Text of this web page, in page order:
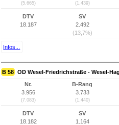
(5.665) (1.439)
DTV
18.187
SV
2.492
(13,7%)
Infos...
B 58 OD Wesel-Friedrichstraße - Wesel-
Nr.
3.956
(7.083)
B-Rang
3.733
(1.440)
DTV
18.182
SV
1.164